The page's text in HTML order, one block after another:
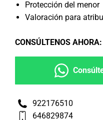
Protección del menor
Valoración para
CONSÚLTENOS AHORA:
922176510
646829874